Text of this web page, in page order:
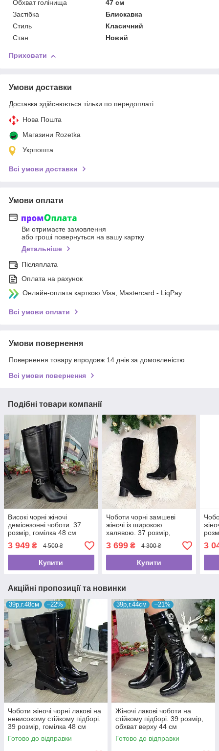
Обхват голінища
47 см
Застібка
Блискавка
Стиль
Класичний
Стан
Новий
Приховати
Умови доставки
Доставка здійснюється тільки по передоплаті.
Нова Пошта
Магазини Rozetka
Укрпошта
Всі умови доставки
Умови оплати
Ви отримаєте замовлення
або гроші повернуться на вашу картку
Детальніше
Післяплата
Оплата на рахунок
Онлайн-оплата карткою Visa, Mastercard - LiqPay
Всі умови оплати
Умови повернення
Повернення товару впродовж 14 днів за домовленістю
Всі умови повернення
Подібні товари компанії
Високі чорні жіночі
демісезонні чоботи. 37
розмір, гомілка 48 см
3 949 ₴ 4 500 ₴
Купити
Чоботи чорні замшеві
жіночі із широкою
халявою. 37 розмір,
гомілка 44 см
3 699₴ 4 300 ₴
Купити
3
Акційні пропозиції та новинки
39р,г.48см –22%
Чоботи жіночі чорні лакові на
невисокому стійкому підборі.
39 розмір, гомілка 48 см
Готово до відправки
39р,г.44см –21%
Жіночі лакові чоботи на
стійкому підборі. 39 розмір,
обхват верху 44 см
Готово до відправки